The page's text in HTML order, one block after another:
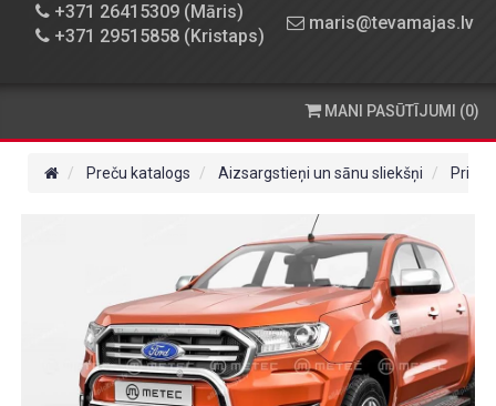
+371 26415309 (Māris)
+371 29515858 (Kristaps)
maris@tevamajas.lv
PIEGĀDE
MANI PASŪTĪJUMI (0)
Preču katalogs Aizsargstieņi un sānu sliekšņi